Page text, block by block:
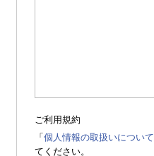
ご利用規約
「個人情報の取扱いについて
てください。